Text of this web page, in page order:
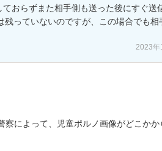
おらずまた相手側も送った後にすぐ送
っていないのですが、この場合でも相
2023年
によって、児童ポルノ画像がどこかか